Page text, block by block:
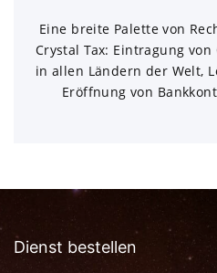
Eine breite Palette von
Crystal Tax: Eintragung
in allen Ländern der Welt,
Eröffnung von
Dienst bestellen